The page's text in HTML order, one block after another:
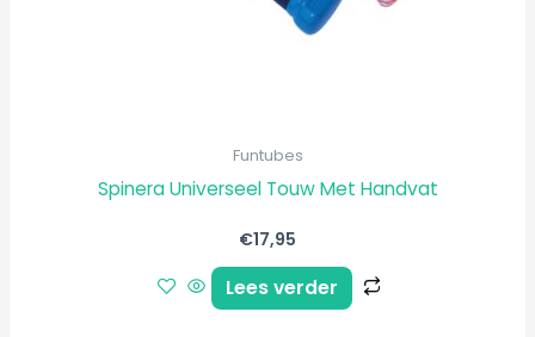
Funtubes
Spinera Universeel Touw Met Handvat
€17,95
Lees verder